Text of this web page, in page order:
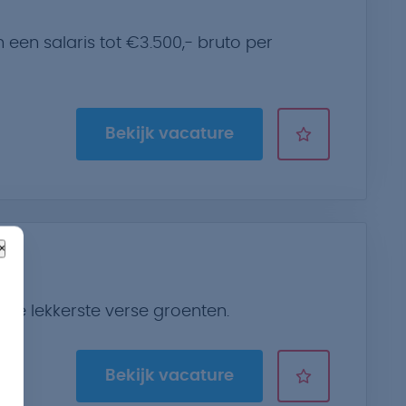
×
een salaris tot €3.500,- bruto per
Bekijk vacature
lekkerste verse groenten.
Bekijk vacature